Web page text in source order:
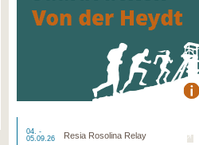
04. -
05.09.26
Resia Rosolina Relay